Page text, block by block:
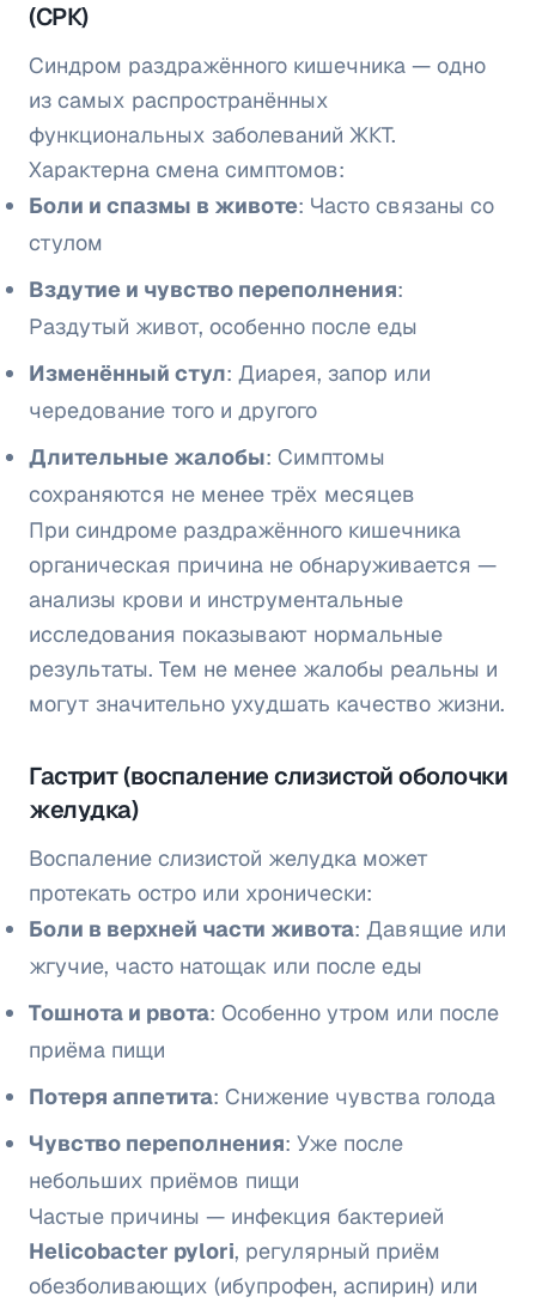
(СРК)
Синдром раздражённого кишечника — одно
из самых распространённых
функциональных заболеваний ЖКТ.
Характерна смена симптомов:
Боли и спазмы в животе: Часто связаны со
стулом
Вздутие и чувство переполнения:
Раздутый живот, особенно после еды
Изменённый стул: Диарея, запор или
чередование того и другого
Длительные жалобы: Симптомы
сохраняются не менее трёх месяцев
При синдроме раздражённого кишечника
органическая причина не обнаруживается —
анализы крови и инструментальные
исследования показывают нормальные
результаты. Тем не менее жалобы реальны и
могут значительно ухудшать качество жизни.
Гастрит (воспаление слизистой оболочки
желудка)
Воспаление слизистой желудка может
протекать остро или хронически:
Боли в верхней части живота: Давящие или
жгучие, часто натощак или после еды
Тошнота и рвота: Особенно утром или после
приёма пищи
Потеря аппетита: Снижение чувства голода
Чувство переполнения: Уже после
небольших приёмов пищи
Частые причины — инфекция бактерией
Helicobacter pylori, регулярный приём
обезболивающих (ибупрофен, аспирин) или